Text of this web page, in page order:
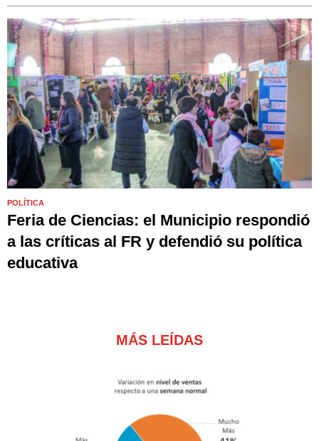
POLÍTICA
Feria de Ciencias: el Municipio respondió
a las críticas al FR y defendió su política
educativa
MÁS LEÍDAS